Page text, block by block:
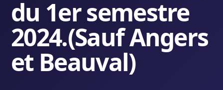
du 1er semestre
2024.(Sauf Angers
et Beauval)